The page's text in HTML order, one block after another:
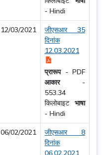
- Hindi
12/03/2021
जीएसआर 35
दिनांक
12.03.2021
प्रारूप- PDF
आकार -
553.34
किलोबाइट भाषा
- Hindi
06/02/2021
जीएसआर 8
दिनांक
06.02.2021